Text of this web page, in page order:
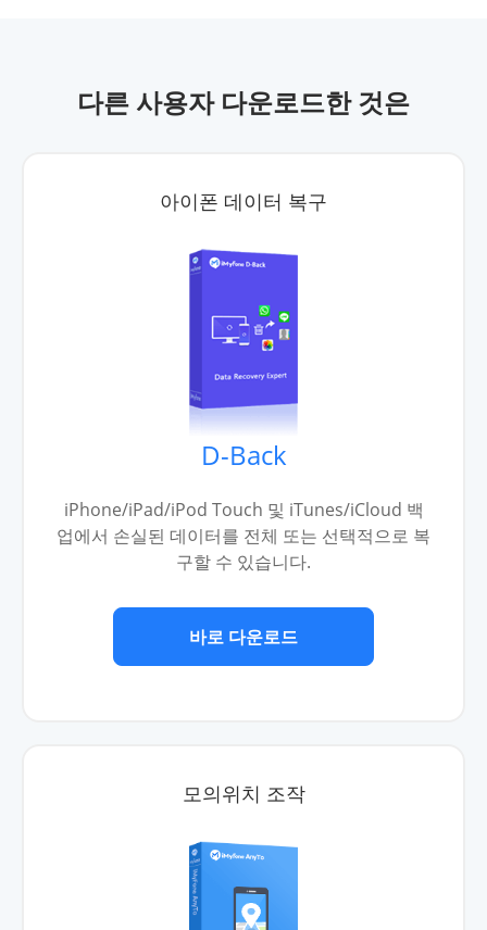
다른 사용자 다운로드한 것은
아이폰 데이터 복구
D-Back
iPhone/iPad/iPod Touch 및 iTunes/iCloud 백
업에서 손실된 데이터를 전체 또는 선택적으로 복
구할 수 있습니다.
바로 다운로드
모의위치 조작